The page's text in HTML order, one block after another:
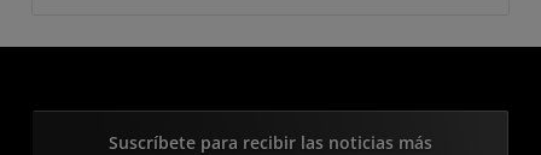
Suscríbete para recibir las noticias más